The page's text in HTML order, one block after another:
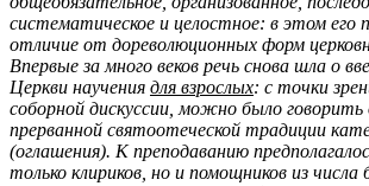
систематическое и целостное: в этом его
отличие от дореволюционных форм
Впервые за много веков речь снова шла о
Церкви научения для взрослых: с точки
соборной дискуссии, можно было
прерванной святоотеческой традиции
(оглашения). К преподаванию
только клириков, но и помощников из числа